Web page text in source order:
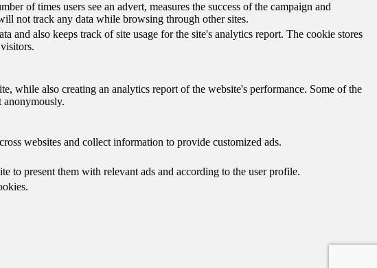
of times users see an advert, measures the success of the campaign and
not track any data while browsing through other sites.
and also keeps track of site usage for the site's analytics report. The cookie stores
while also creating an analytics report of the website's performance. Some of the
anonymously.
websites and collect information to provide customized ads.
to present them with relevant ads and according to the user profile.